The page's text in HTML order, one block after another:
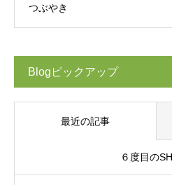
つぶやき
Blogピックアップ
最近の記事
６度目の